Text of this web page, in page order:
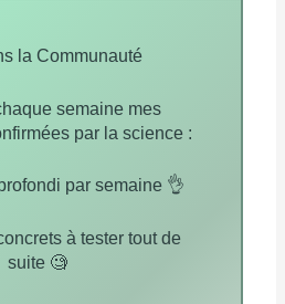
la Communauté
semaine mes
par la science :
par semaine 👌
à tester tout de
suite 🧐